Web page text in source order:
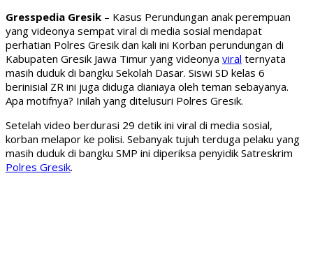
Gresspedia Gresik – Kasus Perundungan anak perempuan
yang videonya sempat viral di media sosial mendapat
perhatian Polres Gresik dan kali ini Korban perundungan di
Kabupaten Gresik Jawa Timur yang videonya viral ternyata
masih duduk di bangku Sekolah Dasar. Siswi SD kelas 6
berinisial ZR ini juga diduga dianiaya oleh teman sebayanya.
Apa motifnya? Inilah yang ditelusuri Polres Gresik.
Setelah video berdurasi 29 detik ini viral di media sosial,
korban melapor ke polisi. Sebanyak tujuh terduga pelaku yang
masih duduk di bangku SMP ini diperiksa penyidik Satreskrim
Polres Gresik.